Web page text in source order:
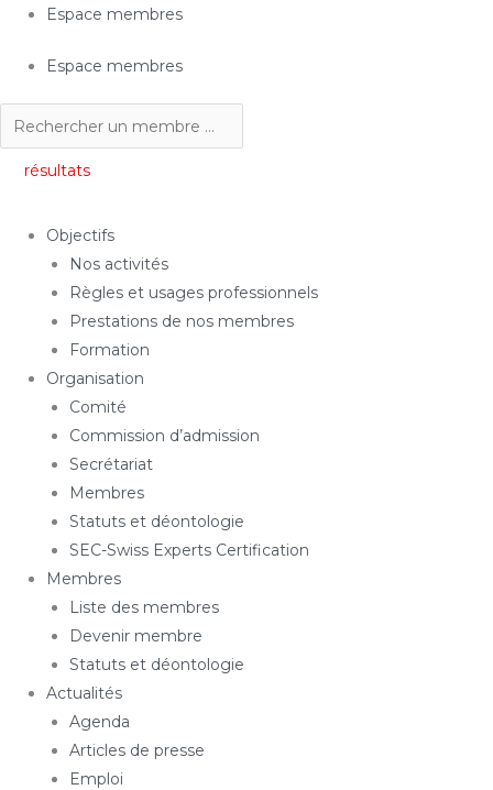
Aller
contenu
Espace membres
Espace membres
Search
résultats
Objectifs
Nos activités
Règles et usages professionnels
Prestations de nos membres
Formation
Organisation
Comité
Commission d’admission
Secrétariat
Membres
Statuts et déontologie
SEC-Swiss Experts Certification
Membres
Liste des membres
Devenir membre
Statuts et déontologie
Actualités
Agenda
Articles de presse
Emploi